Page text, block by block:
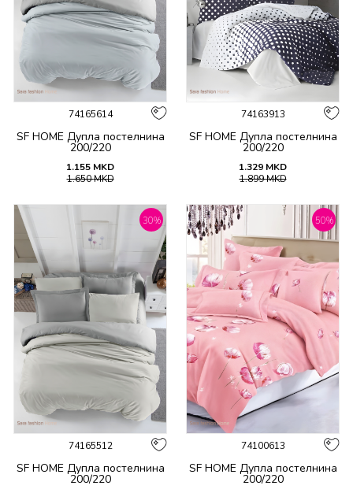
74165614
SF HOME Дупла постелнина
200/220
1.155 MKD
1.650MKD
74163913
SF HOME Дупла постелнина
200/220
1.329 MKD
1.899MKD
30%
74165512
SF HOME Дупла постелнина
200/220
50%
74100613
SF HOME Дупла постелнина
200/220